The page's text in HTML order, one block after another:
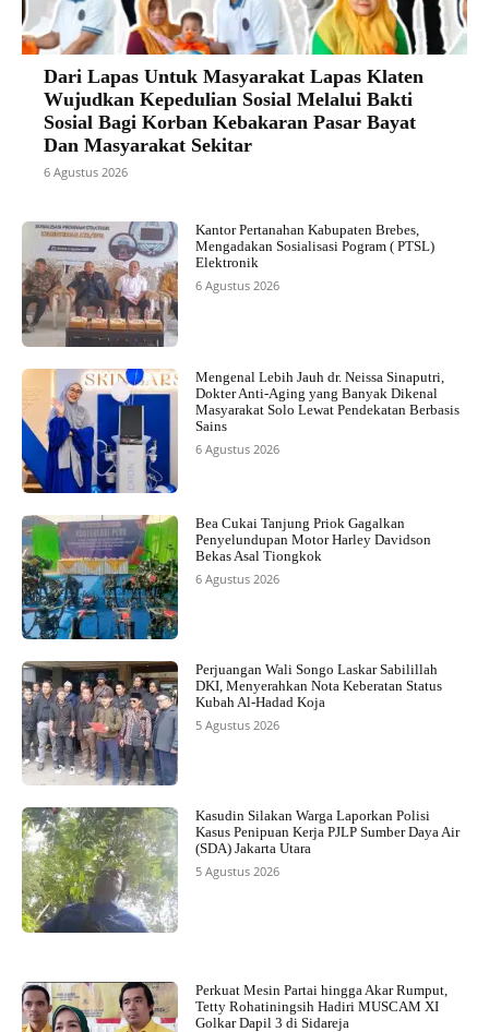
Dari Lapas Untuk Masyarakat Lapas Klaten
Wujudkan Kepedulian Sosial Melalui Bakti
Sosial Bagi Korban Kebakaran Pasar Bayat
Dan Masyarakat Sekitar
6 Agustus 2026
Kantor Pertanahan Kabupaten Brebes,
Mengadakan Sosialisasi Pogram ( PTSL)
Elektronik
6 Agustus 2026
Mengenal Lebih Jauh dr. Neissa Sinaputri,
Dokter Anti-Aging yang Banyak Dikenal
Masyarakat Solo Lewat Pendekatan Berbasis
Sains
6 Agustus 2026
Bea Cukai Tanjung Priok Gagalkan
Penyelundupan Motor Harley Davidson
Bekas Asal Tiongkok
6 Agustus 2026
Perjuangan Wali Songo Laskar Sabilillah
DKI, Menyerahkan Nota Keberatan Status
Kubah Al-Hadad Koja
5 Agustus 2026
Kasudin Silakan Warga Laporkan Polisi
Kasus Penipuan Kerja PJLP Sumber Daya Air
(SDA) Jakarta Utara
5 Agustus 2026
Perkuat Mesin Partai hingga Akar Rumput,
Tetty Rohatiningsih Hadiri MUSCAM XI
Golkar Dapil 3 di Sidareja